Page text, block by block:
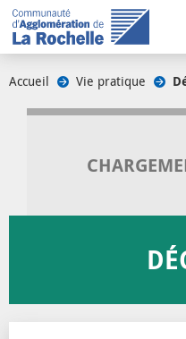
Accueil Vie pratique